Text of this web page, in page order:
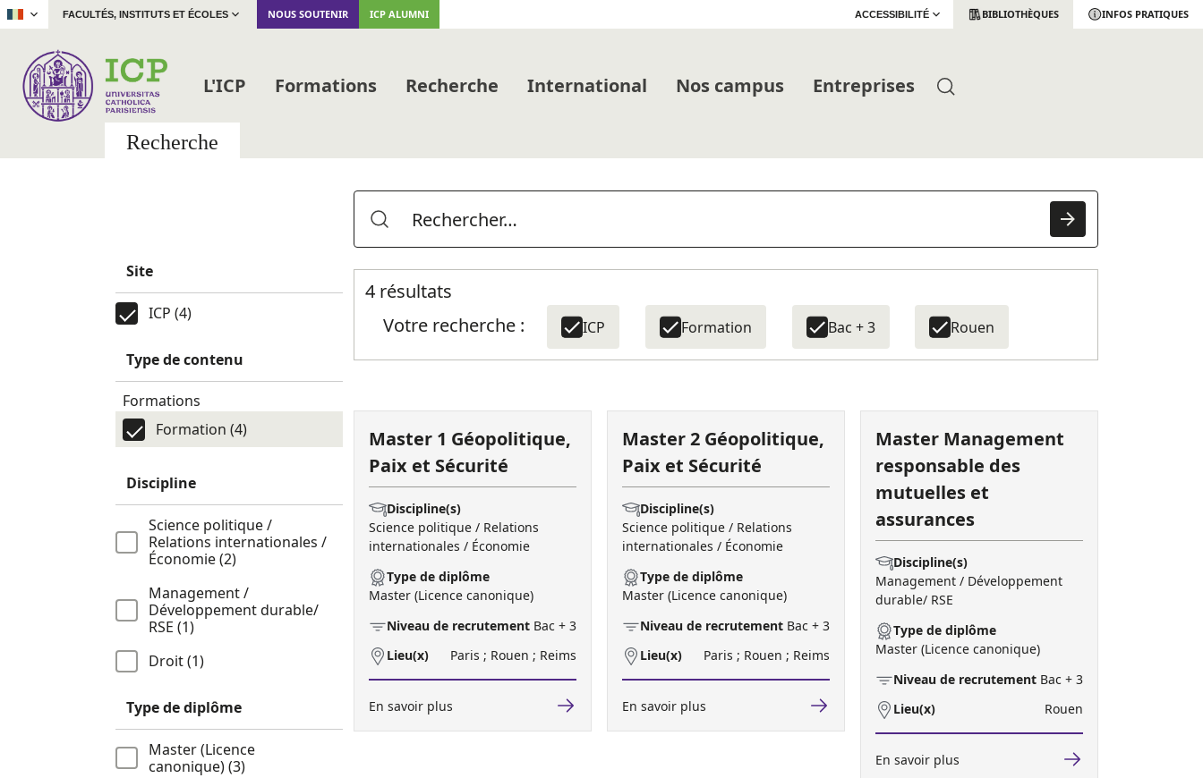
| FACULTÉS, INSTITUTS ET ÉCOLES NOUS SOUTENIR ICP ALUMNI ACCESSIBILITÉ BIBLIOTHÈQUES INFOS PRATIQUES
L'ICP Formations Recherche International Nos campus Entreprises
Recherche
4 résultats
Votre recherche :
ICP Formation Bac + 3 Rouen
Site
ICP (4)
Type de contenu
Formations
Formation (4)
Discipline
Science politique /
Relations internationales /
Économie (2)
Management /
Développement durable/
RSE (1)
Droit (1)
Type de diplôme
Master (Licence
canonique) (3)
Master 1 Géopolitique,
Paix et Sécurité
Discipline(s)
Science politique / Relations
internationales / Économie
Type de diplôme
Master (Licence canonique)
Niveau de recrutement Bac + 3
Lieu(x)
Paris ; Rouen ; Reims
En savoir plus
Master 2 Géopolitique,
Paix et Sécurité
Discipline(s)
Science politique / Relations
internationales / Économie
Type de diplôme
Master (Licence canonique)
Niveau de recrutement Bac + 3
Lieu(x)
Paris ; Rouen ; Reims
En savoir plus
Master Management
responsable des
mutuelles et
assurances
Discipline(s)
Management / Développement
durable/ RSE
Type de diplôme
Master (Licence canonique)
Niveau de recrutement Bac + 3
Lieu(x)
Rouen
En savoir plus